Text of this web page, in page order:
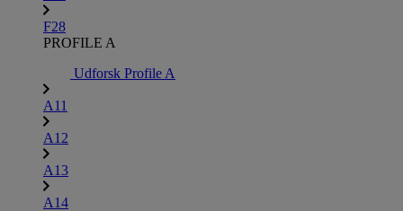
F28
PROFILE A
Udforsk Profile A
A11
A12
A13
A14